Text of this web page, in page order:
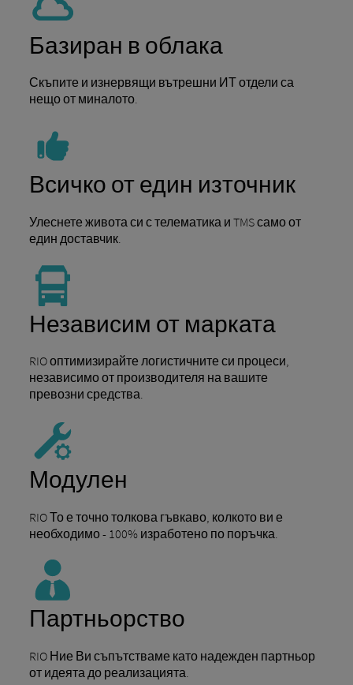
Базиран в облака
Скъпите и изнервящи вътрешни ИТ отдели са
нещо от миналото.
Всичко от един източник
Улеснете живота си с телематика и TMS само от
един доставчик.
Независим от марката
RIO оптимизирайте логистичните си процеси,
независимо от производителя на вашите
превозни средства.
Модулен
RIO То е точно толкова гъвкаво, колкото ви е
необходимо - 100% изработено по поръчка.
Партньорство
RIO Ние Ви съпътстваме като надежден партньор
от идеята до реализацията.